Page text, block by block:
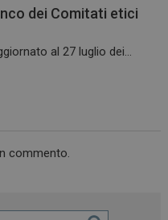
dei Comitati etici
al 27 luglio dei...
commento.